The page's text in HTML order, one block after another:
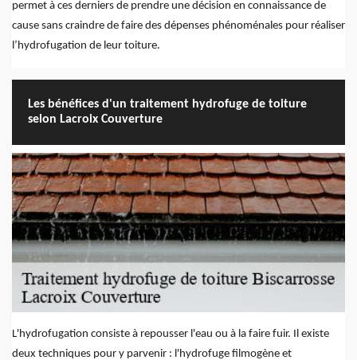
permet à ces derniers de prendre une décision en connaissance de
cause sans craindre de faire des dépenses phénoménales pour réaliser
l’hydrofugation de leur toiture.
Les bénéfices d'un traitement hydrofuge de toiture
selon Lacroix Couverture
L'hydrofugation consiste à repousser l'eau ou à la faire fuir. Il existe
deux techniques pour y parvenir : l'hydrofuge filmogène et